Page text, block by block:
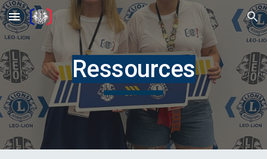
Skip to main content Skip to navigation
Ressources